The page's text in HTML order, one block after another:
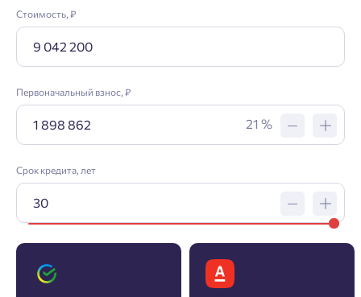
Стоимость, ₽
Первоначальный взнос, ₽
21 %
Срок кредита, лет